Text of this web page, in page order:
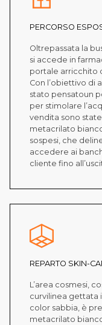
PERCORSO
Oltrepassata la
si accede in
portale arricchito
Con l’obiettivo di
stato pensatoun
per stimolare
vendita sono
metacrilato
sospesi, che
accedere ai
cliente fino
REPARTO SKIN-
L’area cosmesi,
curvilinea gettata
color sabbia, è
metacrilato